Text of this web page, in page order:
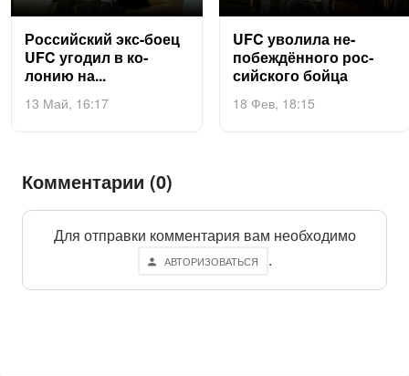
Рос­сий­ский экс-бо­ец
UFC уго­дил в ко­
лонию на...
13 Май, 16:17
UFC уво­лила не­
побеж­дённо­го рос­
сий­ско­го бой­ца
18 Фев, 18:15
Комментарии (0)
Для отправки комментария вам необходимо
АВТОРИЗОВАТЬСЯ .